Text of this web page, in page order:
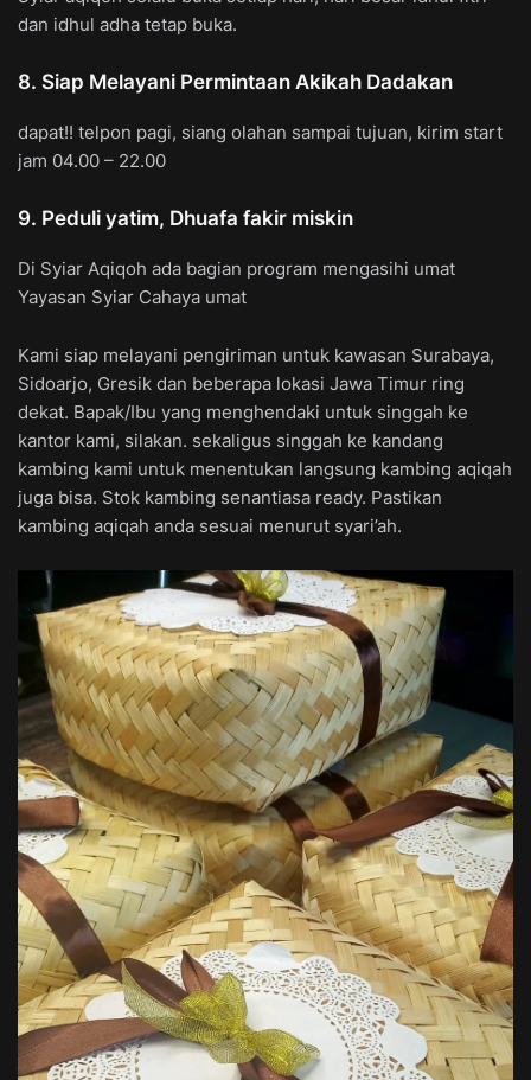
dan idhul adha tetap buka.
8. Siap Melayani Permintaan Akikah Dadakan
dapat!! telpon pagi, siang olahan sampai tujuan, kirim start
jam 04.00 – 22.00
9. Peduli yatim, Dhuafa fakir miskin
Di Syiar Aqiqoh ada bagian program mengasihi umat
Yayasan Syiar Cahaya umat
Kami siap melayani pengiriman untuk kawasan Surabaya,
Sidoarjo, Gresik dan beberapa lokasi Jawa Timur ring
dekat. Bapak/Ibu yang menghendaki untuk singgah ke
kantor kami, silakan. sekaligus singgah ke kandang
kambing kami untuk menentukan langsung kambing aqiqah
juga bisa. Stok kambing senantiasa ready. Pastikan
kambing aqiqah anda sesuai menurut syari’ah.